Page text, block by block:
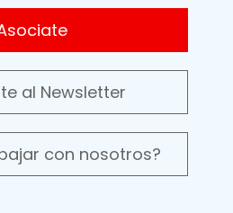
al Newsletter
con nosotros?